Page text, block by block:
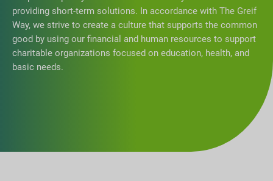
providing short-term solutions. In accordance with The Greif
Way, we strive to create a culture that supports the common
good by using our financial and human resources to support
charitable organizations focused on education, health, and
basic needs.